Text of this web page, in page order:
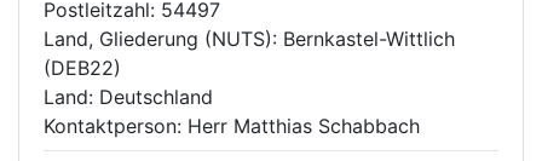
Postleitzahl: 54497
Land, Gliederung (NUTS): Bernkastel-Wittlich
(DEB22)
Land: Deutschland
Kontaktperson: Herr Matthias Schabbach